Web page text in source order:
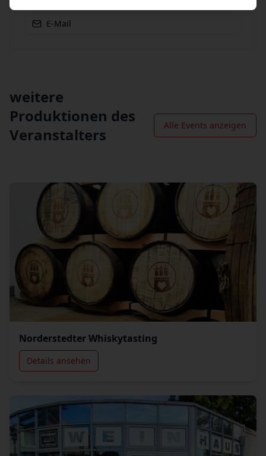
E-Mail
weitere
Produktionen des
Veranstalters
Alle Events anzeigen
Norderstedter Whiskytasting
Details ansehen